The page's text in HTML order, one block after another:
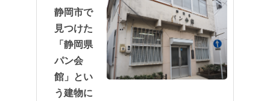
静岡市で
見つけた
「静岡県
パン会
館」とい
う建物に